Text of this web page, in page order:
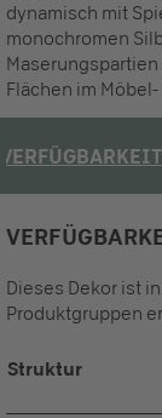
dynamisch mit
monochromen
Flächen im
VERFÜGBARKEIT
Dieses Dekor ist
Produktgruppen
Struktur